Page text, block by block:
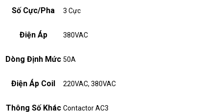
Số Cực/Pha 3 Cực
Điện Áp 380VAC
Dòng Định Mức 50A
Điện Áp Coil 220VAC, 380VAC
Thông Số Khác Contactor AC3